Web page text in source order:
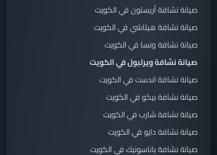
صيانة نشافة أريستون في الكويت
صيانة نشافة هيتاشي في الكويت
صيانة نشافة ونسا في الكويت
صيانة نشافة ويرلبول في الكويت
صيانة نشافة اندست في الكويت
صيانة نشافة بيكو في الكويت
صيانة نشافة شارب في الكويت
صيانة نشافة دايو في الكويت
صيانة نشافة باناسونيك في الكويت